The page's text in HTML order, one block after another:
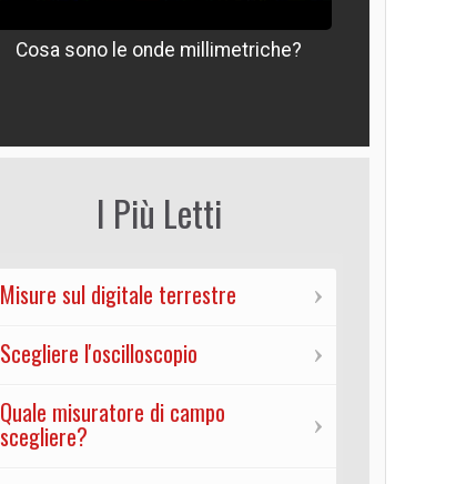
Cosa sono le onde millimetriche?
I Più Letti
Misure sul digitale terrestre
Scegliere l'oscilloscopio
Quale misuratore di campo
scegliere?